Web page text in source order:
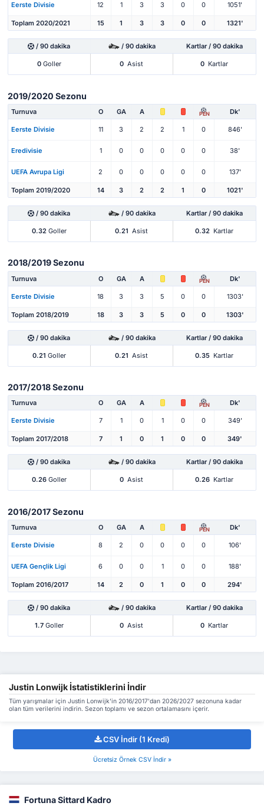
Eerste Divisie 12 1 3 3 0 0 1051'
Toplam 2020/2021 15 1 3 3 0 0 1321'
/ 90 dakika / 90 dakika Kartlar / 90 dakika
0Goller 0 Asist 0 Kartlar
2019/2020 Sezonu
Turnuva O GA A PEN Dk'
Eerste Divisie 11 3 2 2 1 0 846'
Eredivisie 1 0 0 0 0 0 38'
UEFA Avrupa Ligi 2 0 0 0 0 0 137'
Toplam 2019/2020 14 3 2 2 1 0 1021'
/ 90 dakika / 90 dakika Kartlar / 90 dakika
0.32Goller 0.21 Asist 0.32 Kartlar
2018/2019 Sezonu
Turnuva O GA A PEN Dk'
Eerste Divisie 18 3 3 5 0 0 1303'
Toplam 2018/2019 18 3 3 5 0 0 1303'
/ 90 dakika / 90 dakika Kartlar / 90 dakika
0.21 Goller 0.21 Asist 0.35 Kartlar
2017/2018 Sezonu
Turnuva O GA A PEN Dk'
Eerste Divisie 7 1 0 1 0 0 349'
Toplam 2017/2018 7 1 0 1 0 0 349'
/ 90 dakika / 90 dakika Kartlar / 90 dakika
0.26Goller 0 Asist 0.26 Kartlar
2016/2017 Sezonu
Turnuva O GA A PEN Dk'
Eerste Divisie 8 2 0 0 0 0 106'
UEFA Gençlik Ligi 6 0 0 1 0 0 188'
Toplam 2016/2017 14 2 0 1 0 0 294'
/ 90 dakika / 90 dakika Kartlar / 90 dakika
1.7Goller 0 Asist 0 Kartlar
Justin Lonwijk İstatistiklerini İndir
Tüm yarışmalar için Justin Lonwijk'in 2016/2017'dan 2026/2027 sezonuna kadar
olan tüm verilerini indirin. Sezon toplamı ve sezon ortalamasını içerir.
CSV İndir (1 Kredi)
Ücretsiz Örnek CSV İndir »
Fortuna Sittard Kadro